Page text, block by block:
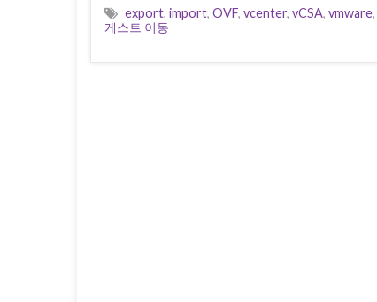
export, import, OVF, vcenter, vCSA, vmware,
게스트 이동